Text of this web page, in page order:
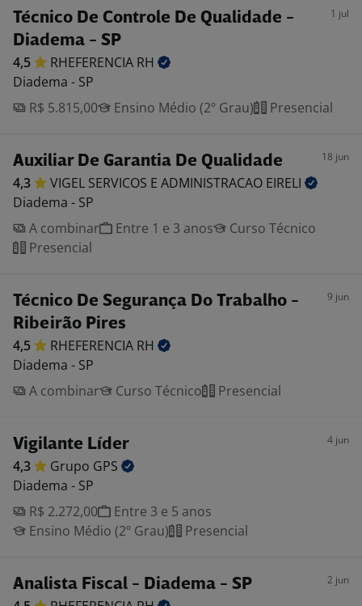
Técnico De Controle De Qualidade -
Diadema - SP
1 jul
4,5 RHEFERENCIA RH
Diadema - SP
R$ 5.815,00
Ensino Médio (2º Grau) Presencial
Auxiliar De Garantia De Qualidade 18 jun
4,3 VIGEL SERVICOS E ADMINISTRACAO EIRELI
Diadema - SP
A combinar
Entre 1 e 3 anos
Curso Técnico
Presencial
Técnico De Segurança Do Trabalho -
Ribeirão Pires
9 jun
4,5 RHEFERENCIA RH
Diadema - SP
A combinar
Curso Técnico Presencial
Vigilante Líder 4 jun
4,3 Grupo GPS
Diadema - SP
R$ 2.272,00
Entre 3 e 5 anos
Ensino Médio (2º Grau)
Presencial
Analista Fiscal - Diadema - SP 2 jun